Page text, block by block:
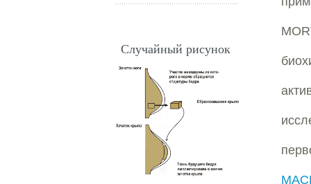
Случайный рисунок